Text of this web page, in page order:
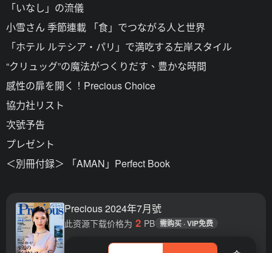
「いなし」の流儀
小雪さん 季節連載 「食」でつながる人と世界
「ホテル ルテシア・パリ」で満吃する左岸スタイル
“クリュッグ”の魔法がつくりだす、豊かな時間
感性の扉を開く！Precious Choice
協力社リスト
次號予告
プレゼント
＜別冊付録＞ 「AMAN」Perfect Book
Precious 2024年7月號
此资源下载价格为 2 PB 需购买 · VIP免费